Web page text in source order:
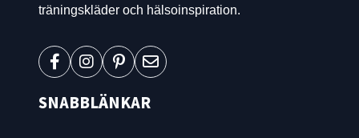
träningskläder och hälsoinspiration.
SNABBLÄNKAR